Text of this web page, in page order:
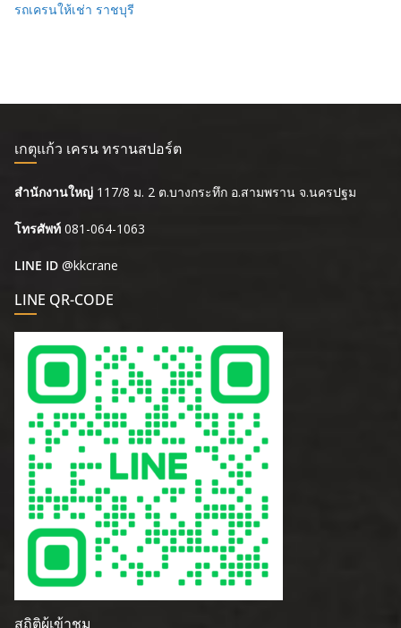
รถเครนให้เช่า ราชบุรี
เกตุแก้ว เครน ทรานสปอร์ต
สำนักงานใหญ่ 117/8 ม. 2 ต.บางกระทึก อ.สามพราน จ.นครปฐม
โทรศัพท์ 081-064-1063
LINE ID @kkcrane
LINE QR-CODE
สถิติผู้เข้าชม